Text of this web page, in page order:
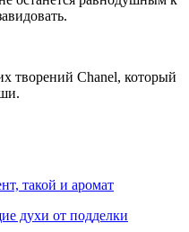
творений Chanel, который
такой и аромат
духи от подделки